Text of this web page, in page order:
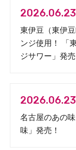
2026.06.23
東伊豆（東伊
ンジ使用！ 「
ジサワー」発売
2026.06.23
名古屋のあの
味」発売！